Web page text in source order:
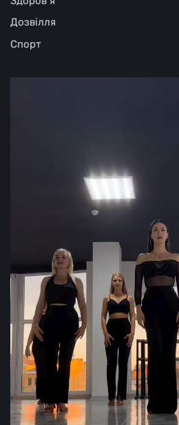
Дозвілля
Спорт